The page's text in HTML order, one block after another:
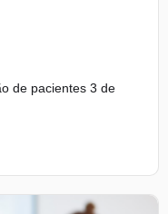
de pacientes 3 de